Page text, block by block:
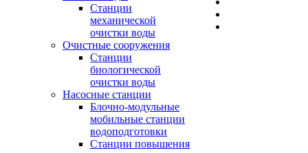
Станции
механической
очистки воды
Очистные сооружения
Станции
биологической
очистки воды
Насосные станции
Блочно-модульные
мобильные станции
водоподготовки
Станции повышения